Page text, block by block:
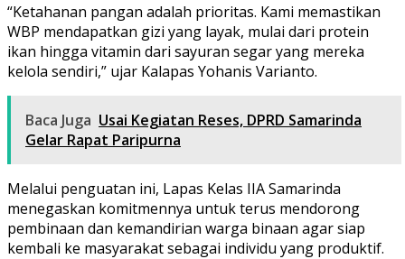
“Ketahanan pangan adalah prioritas. Kami memastikan
WBP mendapatkan gizi yang layak, mulai dari protein
ikan hingga vitamin dari sayuran segar yang mereka
kelola sendiri,” ujar Kalapas Yohanis Varianto.
Baca Juga Usai Kegiatan Reses, DPRD Samarinda
Gelar Rapat Paripurna
Melalui penguatan ini, Lapas Kelas IIA Samarinda
menegaskan komitmennya untuk terus mendorong
pembinaan dan kemandirian warga binaan agar siap
kembali ke masyarakat sebagai individu yang produktif.